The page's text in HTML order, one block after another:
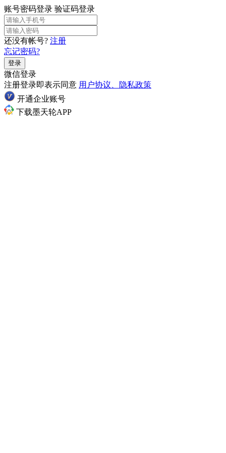
账号密码登录 验证码登录
还没有帐号? 注册
忘记密码?
登录
微信登录
注册登录即表示同意 用户协议、隐私政策
开通企业账号
下载墨天轮APP